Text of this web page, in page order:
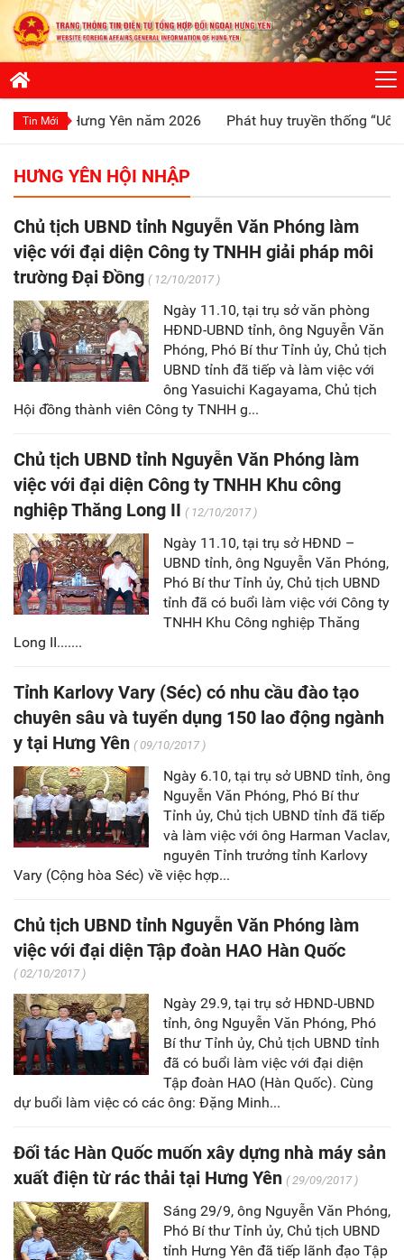
Tin Mới
Yên năm 2026 Phát huy truyền thống “Uống nước nhớ
HƯNG YÊN HỘI NHẬP
Chủ tịch UBND tỉnh Nguyễn Văn Phóng làm
việc với đại diện Công ty TNHH giải pháp môi
trường Đại Đồng ( 12/10/2017 )
Ngày 11.10, tại trụ sở văn phòng
HĐND-UBND tỉnh, ông Nguyễn Văn
Phóng, Phó Bí thư Tỉnh ủy, Chủ tịch
UBND tỉnh đã tiếp và làm việc với
ông Yasuichi Kagayama, Chủ tịch
Hội đồng thành viên Công ty TNHH g...
Chủ tịch UBND tỉnh Nguyễn Văn Phóng làm
việc với đại diện Công ty TNHH Khu công
nghiệp Thăng Long II ( 12/10/2017 )
Ngày 11.10, tại trụ sở HĐND –
UBND tỉnh, ông Nguyễn Văn Phóng,
Phó Bí thư Tỉnh ủy, Chủ tịch UBND
tỉnh đã có buổi làm việc với Công ty
TNHH Khu Công nghiệp Thăng
Long II.......
Tỉnh Karlovy Vary (Séc) có nhu cầu đào tạo
chuyên sâu và tuyển dụng 150 lao động ngành
y tại Hưng Yên ( 09/10/2017 )
Ngày 6.10, tại trụ sở UBND tỉnh, ông
Nguyễn Văn Phóng, Phó Bí thư
Tỉnh ủy, Chủ tịch UBND tỉnh đã tiếp
và làm việc với ông Harman Vaclav,
nguyên Tỉnh trưởng tỉnh Karlovy
Vary (Cộng hòa Séc) về việc hợp...
Chủ tịch UBND tỉnh Nguyễn Văn Phóng làm
việc với đại diện Tập đoàn HAO Hàn Quốc
( 02/10/2017 )
Ngày 29.9, tại trụ sở HĐND-UBND
tỉnh, ông Nguyễn Văn Phóng, Phó
Bí thư Tỉnh ủy, Chủ tịch UBND tỉnh
đã có buổi làm việc với đại diện
Tập đoàn HAO (Hàn Quốc). Cùng
dự buổi làm việc có các ông: Đặng Minh...
Đối tác Hàn Quốc muốn xây dựng nhà máy sản
xuất điện từ rác thải tại Hưng Yên ( 29/09/2017 )
Sáng 29/9, ông Nguyễn Văn Phóng,
Phó Bí thư Tỉnh ủy, Chủ tịch UBND
tỉnh Hưng Yên đã tiếp lãnh đạo Tập